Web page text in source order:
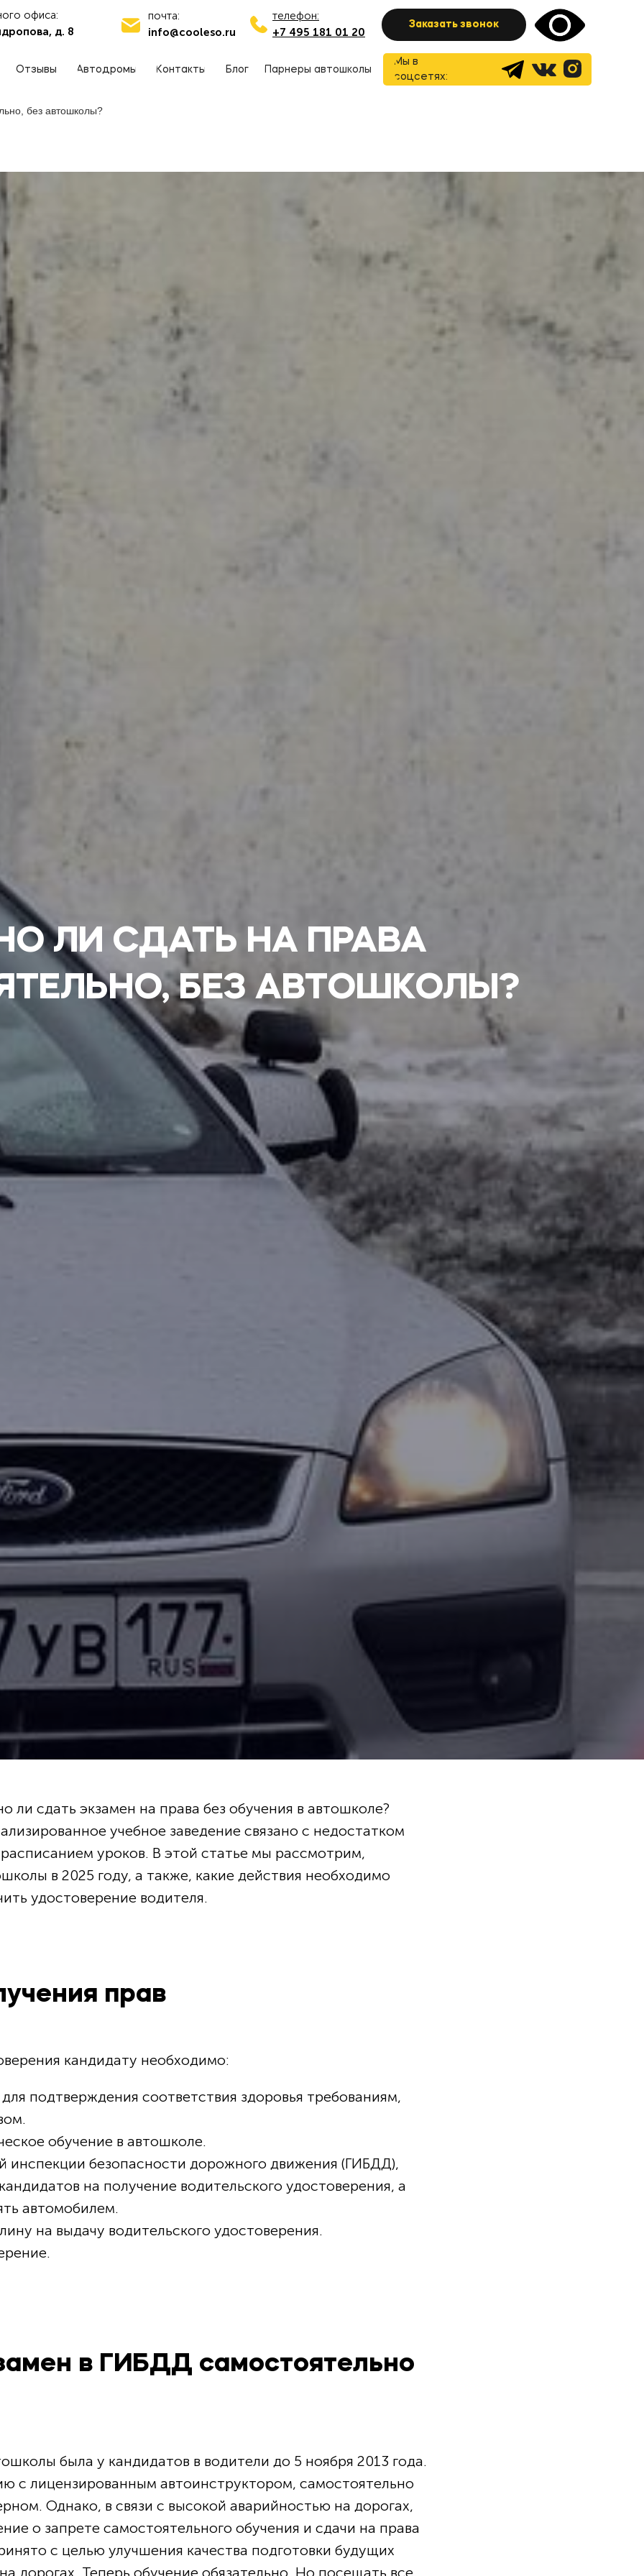
Мы в
соцсетях:
Парнеры автошколы
Блог
Контакты
Автодромы
Отзывы
Заказать звонок
почта:
info@cooleso.ru
офиса:
д. 8
телефон:
+7 495 181 01 20
без автошколы?
ЛИ СДАТЬ НА ПРАВА
БЕЗ АВТОШКОЛЫ?
сдать экзамен на права без обучения в автошколе?
учебное заведение связано с недостатком
уроков. В этой статье мы рассмотрим,
в 2025 году, а также, какие действия необходимо
удостоверение водителя.
прав
кандидату необходимо:
подтверждения соответствия здоровья требованиям,
обучение в автошколе.
инспекции безопасности дорожного движения (ГИБДД),
на получение водительского удостоверения, а
автомобилем.
на выдачу водительского удостоверения.
в ГИБДД самостоятельно
была у кандидатов в водители до 5 ноября 2013 года.
с лицензированным автоинструктором, самостоятельно
Однако, в связи с высокой аварийностью на дорогах,
о запрете самостоятельного обучения и сдачи на права
с целью улучшения качества подготовки будущих
дорогах. Теперь обучение обязательно. Но посещать все